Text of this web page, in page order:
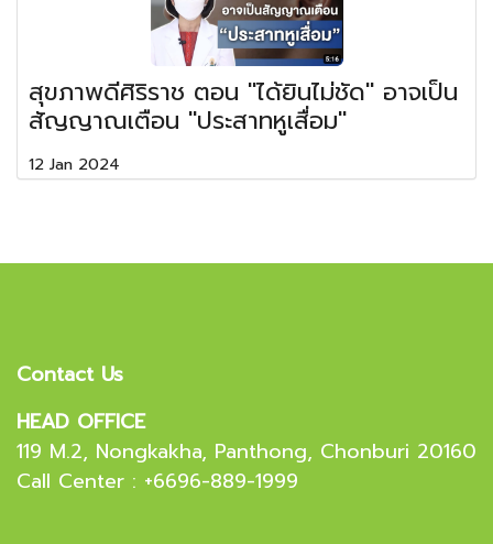
สุขภาพดีศิริราช ตอน "ได้ยินไม่ชัด" อาจเป็น
สัญญาณเตือน "ประสาทหูเสื่อม"
12 Jan 2024
Contact Us
HEAD OFFICE
119 M.2, Nongkakha, Panthong, Chonburi 20160
Call Center : +6696-889-1999